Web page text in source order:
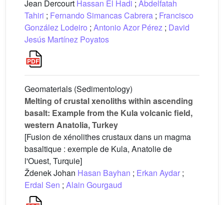
Jean Dercourt Hassan El Hadi ; Abdelfatah
Tahiri ; Fernando Simancas Cabrera ; Francisco
González Lodeiro ; Antonio Azor Pérez ; David
Jesús Martínez Poyatos
Geomaterials (Sedimentology)
Melting of crustal xenoliths within ascending
basalt: Example from the Kula volcanic field,
western Anatolia, Turkey
[Fusion de xénolithes crustaux dans un magma
basaltique : exemple de Kula, Anatolie de
l'Ouest, Turquie]
Ždenek Johan Hasan Bayhan ; Erkan Aydar ;
Erdal Sen ; Alain Gourgaud